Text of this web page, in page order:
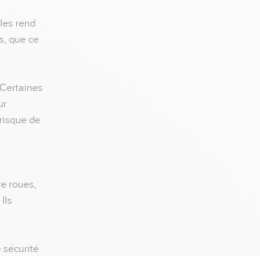
rend
que ce
de
roues,
Ils
sécurité